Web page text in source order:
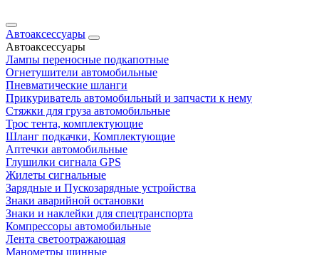
Автоаксессуары
Автоаксессуары
Лампы переносные подкапотные
Огнетушители автомобильные
Пневматические шланги
Прикуриватель автомобильный и запчасти к нему
Стяжки для груза автомобильные
Трос тента, комплектующие
Шланг подкачки, Комплектующие
Аптечки автомобильные
Глушилки сигнала GPS
Жилеты сигнальные
Зарядные и Пускозарядные устройства
Знаки аварийной остановки
Знаки и наклейки для спецтранспорта
Компрессоры автомобильные
Лента светоотражающая
Манометры шинные